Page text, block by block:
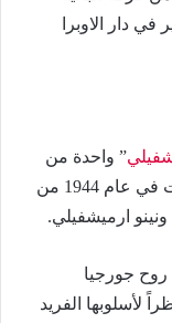
دار الاوبرا
” واحدة من
أشهر فرق رقص الباليه في العالم، وتأسست في عام 1944 من
ارميشفيلي.
روح جورجيا
لأسلوبها الفريد